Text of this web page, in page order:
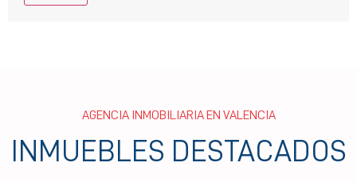
AGENCIA INMOBILIARIA EN VALENCIA
INMUEBLES DESTACADOS